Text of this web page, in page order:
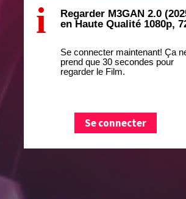
i
Regarder M3GAN 2.0
en Haute Qualité 1080p,
Se connecter maintenant! Ça
prend que 30 secondes pour
regarder le Film.
Se connecter